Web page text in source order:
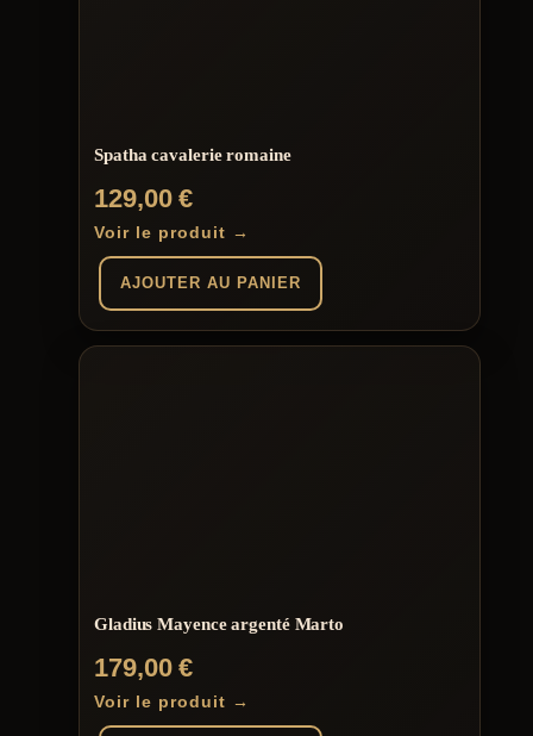
Spatha cavalerie romaine
129,00€
Voir le produit →
AJOUTER AU PANIER
Gladius Mayence argenté Marto
179,00€
Voir le produit →